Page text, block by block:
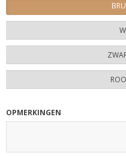
OPMERKINGEN